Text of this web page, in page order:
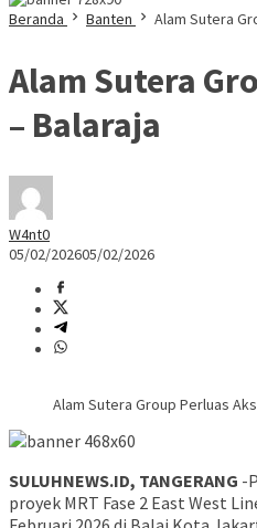
Beranda
Banten Alam Sutera
Alam Sutera
– Balaraja
W4nt0
05/02/202605/02/2026
Alam Sutera Group Perluas
SULUHNEWS.ID, TANGERANG -
proyek MRT Fase 2 East West